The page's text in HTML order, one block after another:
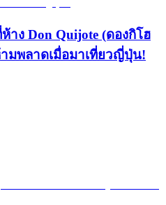
ง Don Quijote (ดองกิโฮ
มพลาดเมื่อมาเที่ยวญี่ปุ่น!